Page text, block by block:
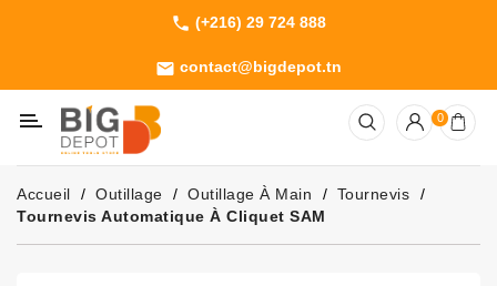
phone (+216) 29 724 888
email contact@bigdepot.tn
Machines
Outillage
Jardinage
Consommables
0
Accueil Outillage Outillage À Main
Tournevis
Tournevis Automatique À Cliquet SAM